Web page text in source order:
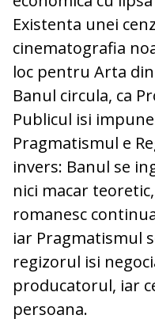
Existenta unei
cinematografia
loc pentru Arta
Banul circula, ca
Publicul isi
Pragmatismul e
invers: Banul se
nici macar
romanesc
iar Pragmatismul
regizorul isi
producatorul, iar
persoana.